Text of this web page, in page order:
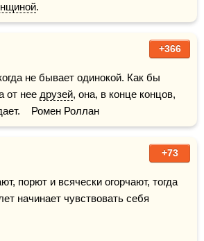
.
+366
не бывает одинокой. Как бы
от нее друзей, она, в конце концов,
Ромен Роллан
+73
порют и всячески огорчают, тогда
начинает чувствовать себя